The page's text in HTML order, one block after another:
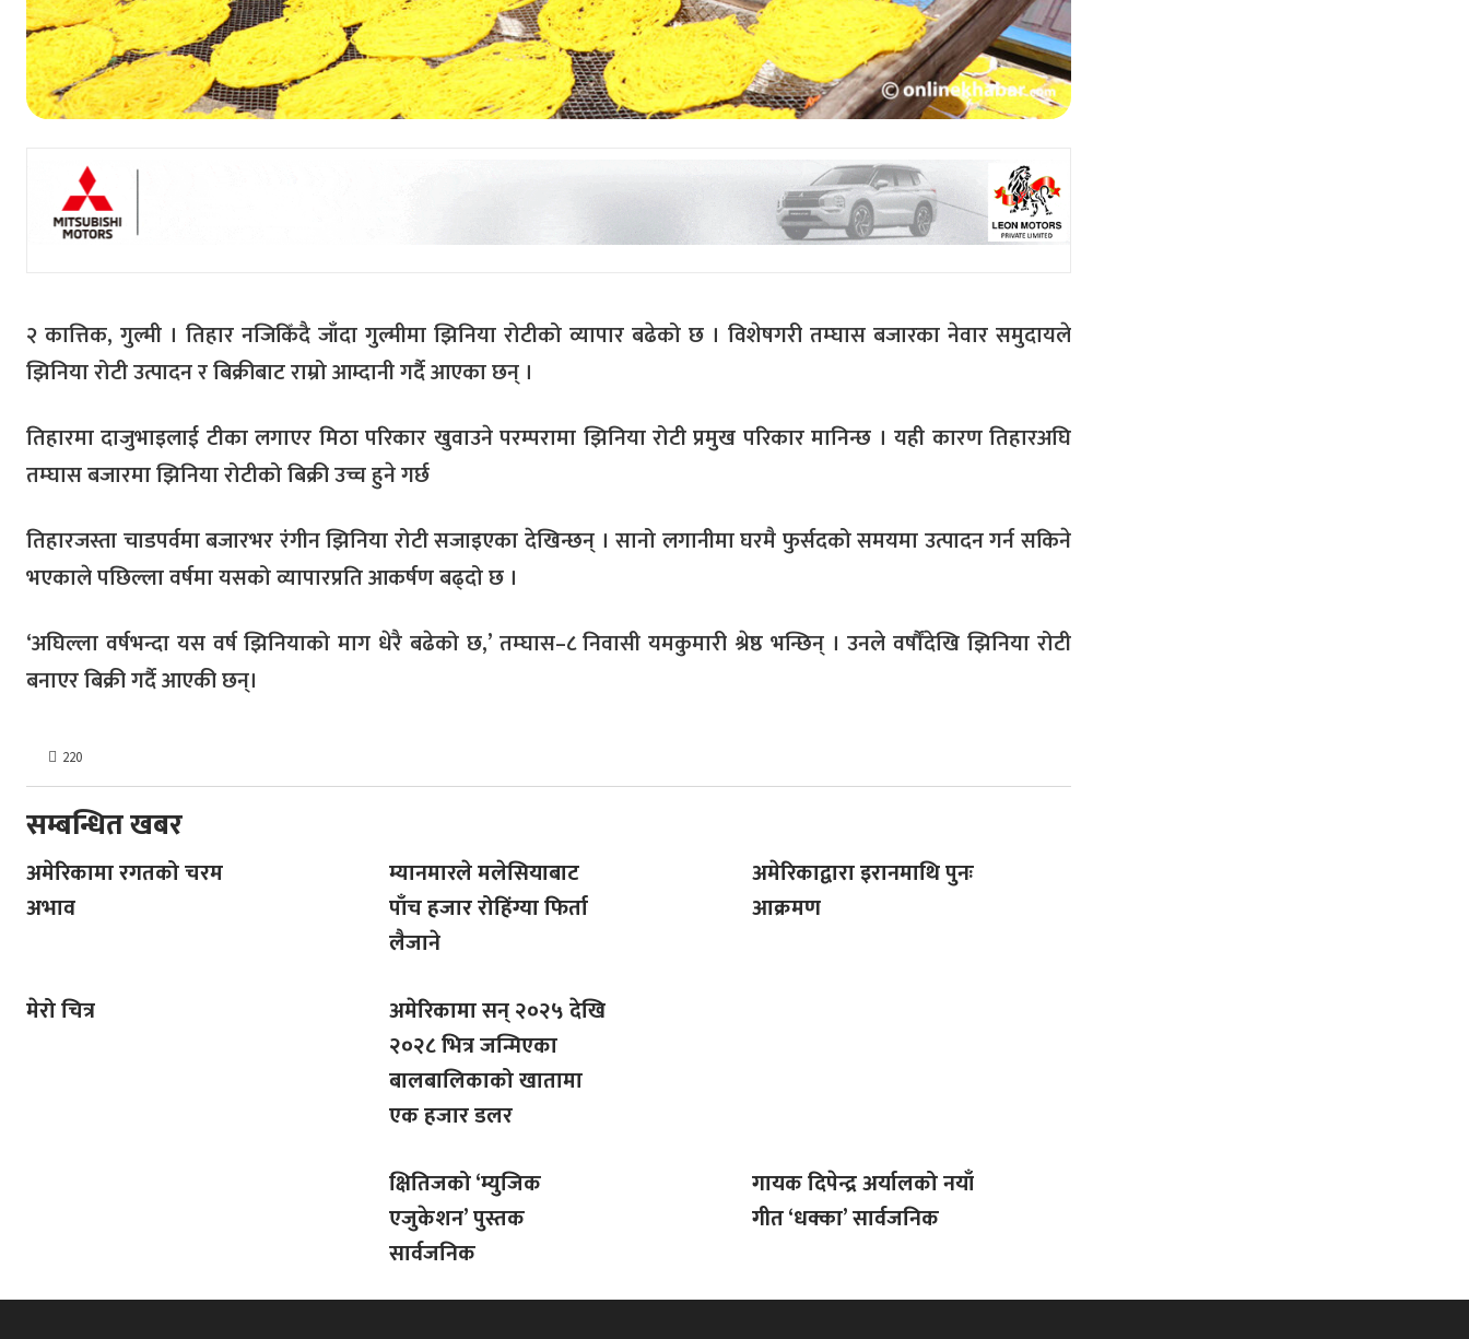
२ कात्तिक, गुल्मी । तिहार नजिकिँदै जाँदा गुल्मीमा झिनिया रोटीको व्यापार बढेको छ । विशेषगरी तम्घास बजारका नेवार समुदायले
झिनिया रोटी उत्पादन र बिक्रीबाट राम्रो आम्दानी गर्दै आएका छन् ।
तिहारमा दाजुभाइलाई टीका लगाएर मिठा परिकार खुवाउने परम्परामा झिनिया रोटी प्रमुख परिकार मानिन्छ । यही कारण तिहारअघि
तम्घास बजारमा झिनिया रोटीको बिक्री उच्च हुने गर्छ
तिहारजस्ता चाडपर्वमा बजारभर रंगीन झिनिया रोटी सजाइएका देखिन्छन् । सानो लगानीमा घरमै फुर्सदको समयमा उत्पादन गर्न सकिने
भएकाले पछिल्ला वर्षमा यसको व्यापारप्रति आकर्षण बढ्दो छ ।
‘अघिल्ला वर्षभन्दा यस वर्ष झिनियाको माग धेरै बढेको छ,’ तम्घास–८ निवासी यमकुमारी श्रेष्ठ भन्छिन् । उनले वर्षौंदेखि झिनिया रोटी
बनाएर बिक्री गर्दै आएकी छन्।
220
सम्बन्धित खबर
अमेरिकामा रगतको चरम
अभाव
म्यानमारले मलेसियाबाट
पाँच हजार रोहिंग्या फिर्ता
लैजाने
अमेरिकाद्वारा इरानमाथि पुनः
आक्रमण
मेरो चित्र
अमेरिकामा सन् २०२५ देखि
२०२८ भित्र जन्मिएका
बालबालिकाको खातामा
एक हजार डलर
क्षितिजको ‘म्युजिक
एजुकेशन’ पुस्तक
सार्वजनिक
गायक दिपेन्द्र अर्यालको नयाँ
गीत ‘धक्का’ सार्वजनिक